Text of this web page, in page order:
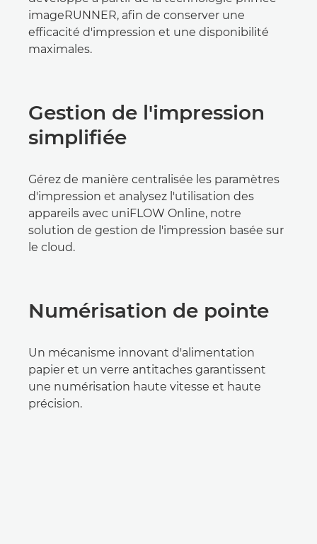
imageRUNNER, afin de conserver une
efficacité d'impression et une disponibilité
maximales.
Gestion de l'impression
simplifiée
Gérez de manière centralisée les paramètres
d'impression et analysez l'utilisation des
appareils avec uniFLOW Online, notre
solution de gestion de l'impression basée sur
le cloud.
Numérisation de pointe
Un mécanisme innovant d'alimentation
papier et un verre antitaches garantissent
une numérisation haute vitesse et haute
précision.